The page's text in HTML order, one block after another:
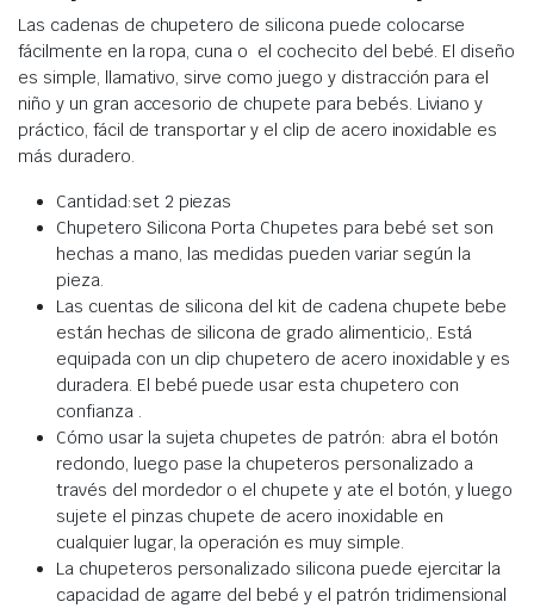
Las cadenas de chupetero de silicona puede colocarse
fácilmente en la ropa, cuna o el cochecito del bebé. El diseño
es simple, llamativo, sirve como juego y distracción para el
niño y un gran accesorio de chupete para bebés. Liviano y
práctico, fácil de transportar y el clip de acero inoxidable es
más duradero.
Cantidad:set 2 piezas
Chupetero Silicona Porta Chupetes para bebé set son
hechas a mano, las medidas pueden variar según la
pieza.
Las cuentas de silicona del kit de cadena chupete bebe
están hechas de silicona de grado alimenticio,. Está
equipada con un clip chupetero de acero inoxidable y es
duradera. El bebé puede usar esta chupetero con
confianza .
Cómo usar la sujeta chupetes de patrón: abra el botón
redondo, luego pase la chupeteros personalizado a
través del mordedor o el chupete y ate el botón, y luego
sujete el pinzas chupete de acero inoxidable en
cualquier lugar, la operación es muy simple.
La chupeteros personalizado silicona puede ejercitar la
capacidad de agarre del bebé y el patrón tridimensional